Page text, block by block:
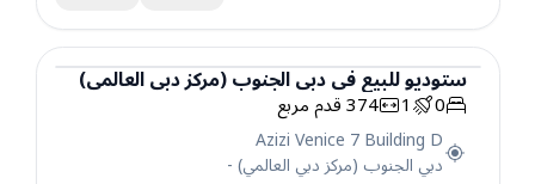
ستوديو
ستوديوللبيعفيدبي الجنوب (مركز دبي العالمي)
0
1
374قدم مربع
Azizi Venice 7 Building D
دبي الجنوب (مركز دبي العالمي)-